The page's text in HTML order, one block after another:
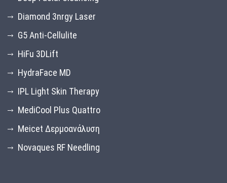
Diamond 3nrgy Laser
G5 Anti-Cellulite
HiFu 3DLift
HydraFace MD
IPL Light Skin Therapy
MediCool Plus Quattro
Meicet Δερμοανάλυση
Novaques RF Needling